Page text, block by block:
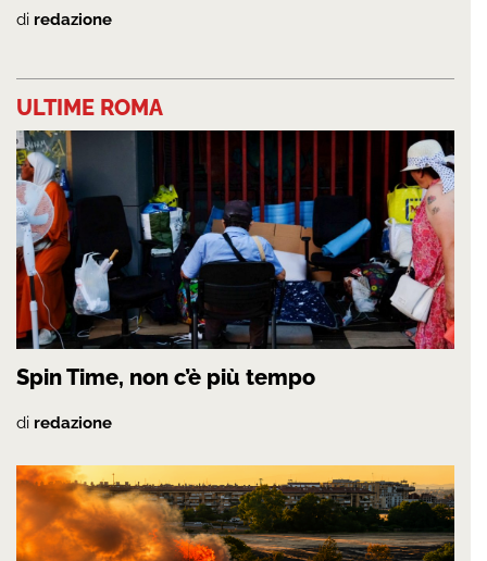
di redazione
ULTIME ROMA
Spin Time, non c’è più tempo
di redazione